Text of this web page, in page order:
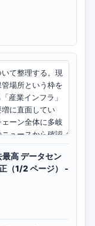
高 データセン
（1/2 ページ） -